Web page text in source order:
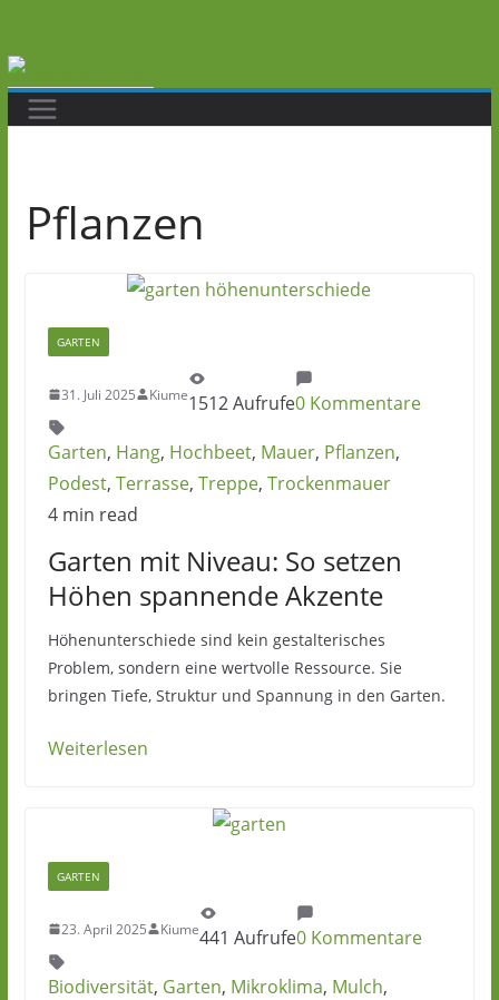
Inhalt
springen
Pflanzen
GARTEN
31. Juli 2025 Kiume1512 Aufrufe0 Kommentare
Garten, Hang, Hochbeet, Mauer, Pflanzen,
Podest, Terrasse, Treppe, Trockenmauer
4 min read
Garten mit Niveau: So setzen
Höhen spannende Akzente
Höhenunterschiede sind kein gestalterisches
Problem, sondern eine wertvolle Ressource. Sie
bringen Tiefe, Struktur und Spannung in den Garten.
Weiterlesen
GARTEN
23. April 2025 Kiume441 Aufrufe0 Kommentare
Biodiversität, Garten, Mikroklima, Mulch,